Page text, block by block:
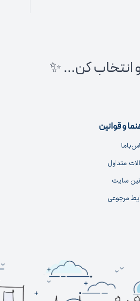
کن... ✨
و قوانین
متداول
سایت
مرجوعی